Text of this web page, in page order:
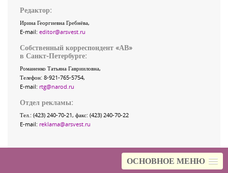
ОСНОВНОЕ МЕНЮ
Редактор:
Ирина Георгиевна Гребнёва,
E-mail: editor@arsvest.ru
Собственный корреспондент «АВ»
в Санкт-Петербурге:
Романенко Татьяна Гаврииловна,
Телефон: 8-921-765-5754,
E-mail: rtg@narod.ru
Отдел рекламы:
Тел.: (423) 240-70-21, факс: (423) 240-70-22
E-mail: reklama@arsvest.ru